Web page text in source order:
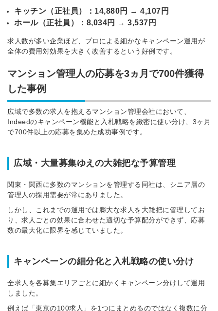
キッチン（正社員）：14,880円 → 4,107円
ホール（正社員）：8,034円 → 3,537円
求人数が多い企業ほど、プロによる細かなキャンペーン運用が
全体の費用対効果を大きく改善するという好例です。
マンション管理人の応募を3ヵ月で700件獲得
した事例
広域で多数の求人を抱えるマンション管理会社において、
Indeedのキャンペーン機能と入札戦略を緻密に使い分け、3ヶ月
で700件以上の応募を集めた成功事例です。
広域・大量募集ゆえの大雑把な予算管理
関東・関西に多数のマンションを管理する同社は、シニア層の
管理人の採用需要が常にありました。
しかし、これまでの運用では膨大な求人を大雑把に管理してお
り、求人ごとの効果に合わせた適切な予算配分ができず、応募
数の最大化に限界を感じていました。
キャンペーンの細分化と入札戦略の使い分け
全求人を各募集エリアごとに細かくキャンペーン分けして運用
しました。
例えば「東京の100求人」を1つにまとめるのではなく複数に分